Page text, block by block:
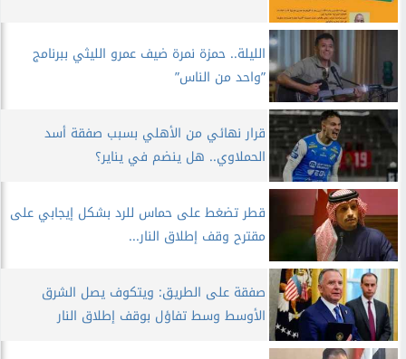
الليلة.. حمزة نمرة ضيف عمرو الليثي ببرنامج
”واحد من الناس”
قرار نهائي من الأهلي بسبب صفقة أسد
الحملاوي.. هل ينضم في يناير؟
قطر تضغط على حماس للرد بشكل إيجابي على
مقترح وقف إطلاق النار...
صفقة على الطريق: ويتكوف يصل الشرق
الأوسط وسط تفاؤل بوقف إطلاق النار